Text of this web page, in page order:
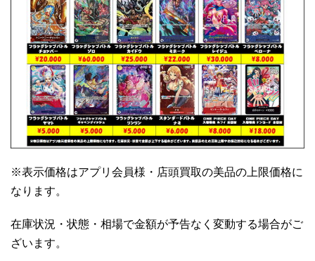
※表示価格はアプリ会員様・店頭買取の美品の上限価格に
なります。
在庫状況・状態・相場で金額が予告なく変動する場合がご
ざいます。